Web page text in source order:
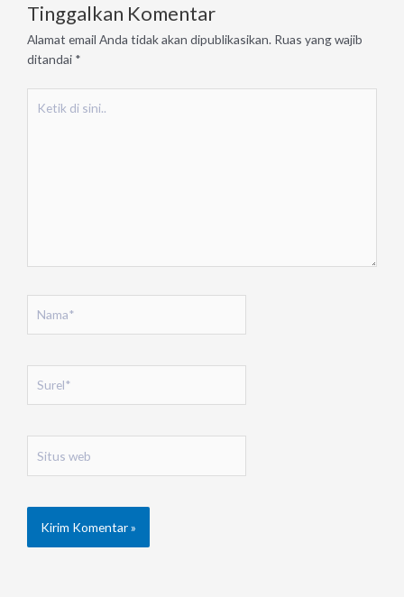
Tinggalkan Komentar
Alamat email Anda tidak akan dipublikasikan. Ruas yang wajib
ditandai *
web